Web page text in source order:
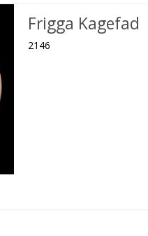
Frigga Kagefad
2146